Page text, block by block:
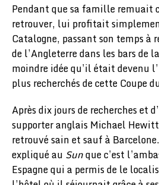
Pendant que sa famille remuait
retrouver, lui profitait
Catalogne, passant son temps à
de l’Angleterre dans les bars de
moindre idée qu’il était devenu
plus recherchés de cette Coupe
Après dix jours de recherches et
supporter anglais Michael
retrouvé sain et sauf à
expliqué au Sunque c’est
Espagne qui a permis de le